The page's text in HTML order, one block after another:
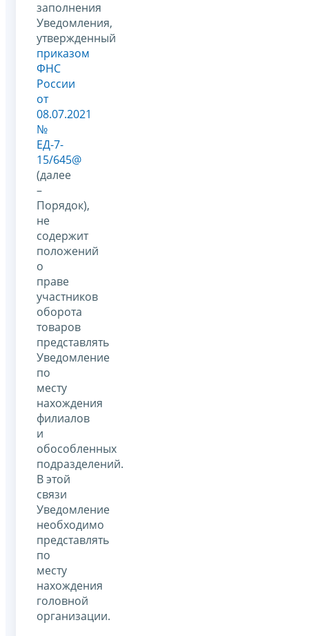
заполнения
Уведомления,
утвержденный
приказом
ФНC
России
от
08.07.2021
№
ЕД-7-
15/645@
(далее
–
Порядок),
не
содержит
положений
о
праве
участников
оборота
товаров
представлять
Уведомление
по
месту
нахождения
филиалов
и
обособленных
подразделений.
В этой
связи
Уведомление
необходимо
представлять
по
месту
нахождения
головной
организации.